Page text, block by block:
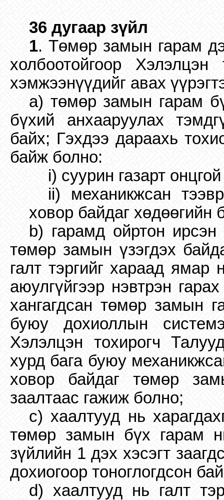
36 дугаар зүйл
1. Төмөр замын гарам
холбоотойгоор
хэмжээнүүдийг авах
a) төмөр замын гарам
бүхий анхааруулах
байх; Гэхдээ дараахь
байж болно:
i) суурин газарт
ii) механикжсан
ховор байдаг
b) гарамд ойртон
төмөр замын үзэгдэх
галт тэргийг хараад ямар
аюулгүйгээр нэвтрэн
хангагдсан төмөр замын
буюу дохиоллын
Хэлэлцэн тохирогч
хурд бага буюу
ховор байдаг төмөр
заалтаас гажиж болно;
c) хаалтууд нь
төмөр замын бүх гарам
зүйлийн 1 дэх хэсэгт
дохиогоор тоноглогдсон
d) хаалтууд нь галт